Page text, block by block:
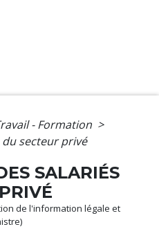
- Formation >
secteur privé
SALARIÉS
de l'information légale et